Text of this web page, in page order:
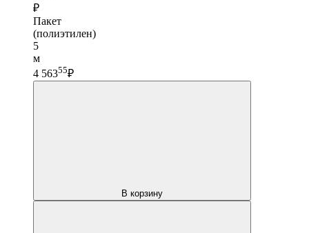
₽
Пакет
(полиэтилен)
5
м
4 56355₽
В корзину